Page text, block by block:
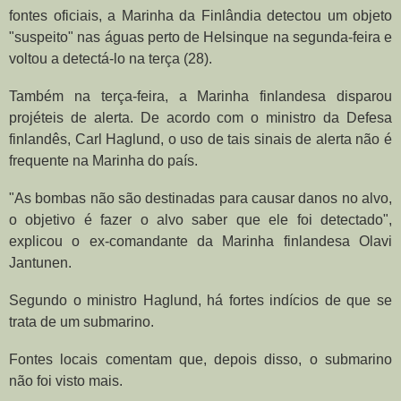
fontes oficiais, a Marinha da Finlândia detectou um objeto
"suspeito" nas águas perto de Helsinque na segunda-feira e
voltou a detectá-lo na terça (28).
Também na terça-feira, a Marinha finlandesa disparou
projéteis de alerta. De acordo com o ministro da Defesa
finlandês, Carl Haglund, o uso de tais sinais de alerta não é
frequente na Marinha do país.
"As bombas não são destinadas para causar danos no alvo,
o objetivo é fazer o alvo saber que ele foi detectado",
explicou o ex-comandante da Marinha finlandesa Olavi
Jantunen.
Segundo o ministro Haglund, há fortes indícios de que se
trata de um submarino.
Fontes locais comentam que, depois disso, o submarino
não foi visto mais.